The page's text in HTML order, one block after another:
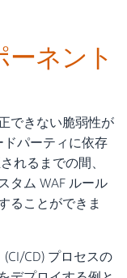
ネント
できない脆弱性が
パーティに依存
れるまでの間、
タム WAF ルール
ることができま
CD) プロセスの